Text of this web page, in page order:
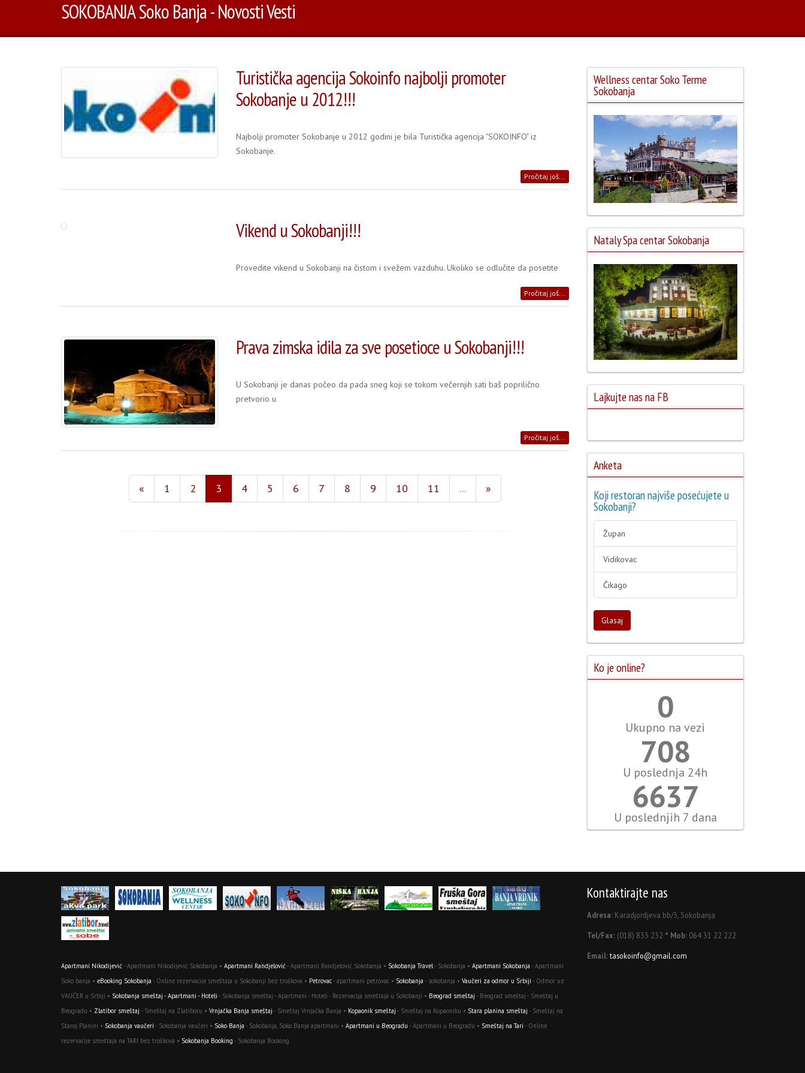
SOKOBANJA Soko Banja - Novosti Vesti
Turistička agencija Sokoinfo najbolji promoter
Sokobanje u 2012!!!
Najbolji promoter Sokobanje u 2012 godini je bila Turistička agencija "SOKOINFO" iz
Sokobanje.
Pročitaj još...
Vikend u Sokobanji!!!
Provedite vikend u Sokobanji na čistom i svežem vazduhu. Ukoliko se odlučite da posetite
Pročitaj još...
Prava zimska idila za sve posetioce u Sokobanji!!!
U Sokobanji je danas počeo da pada sneg koji se tokom večernjih sati baš poprilično
pretvorio u
Pročitaj još...
« 1 2 3 4 5 6 7 8 9 10 11 ... »
Wellness centar Soko Terme
Sokobanja
Nataly Spa centar Sokobanja
Lajkujte nas na FB
Anketa
Koji restoran najviše posećujete u
Sokobanji?
Župan
Vidikovac
Čikago
Glasaj
Ko je online?
0
Ukupno na vezi
787
U poslednja 24h
7374
U poslednjih 7 dana
Apartmani Nikodijević- Apartmani Nikodijević Sokobanja • Apartmani Randjelović- Apartmani Randjelović Sokobanja • Sokobanja Travel- Sokobanja • Apartmani Sokobanja - Apartmani
Soko banja • eBooking Sokobanja - Online rezervacije smeštaja u Sokobanji bez troškova • Petrovac- apartmani petrovac • Sokobanja - sokobanja • Vaučeri za odmor u Srbiji - Odmor uz
VAUČER u Srbiji • Sokobanja smeštaj - Apartmani - Hoteli - Sokobanja smeštaj - Apartmani - Hoteli - Rezervacija smeštaja u Sokobanji • Beograd smeštaj - Beograd smeštaj - Smeštaj u
Beogradu • Zlatibor smeštaj - Smeštaj na Zlatiboru • Vrnjačka Banja smeštaj - Smeštaj Vrnjačka Banja • Kopaonik smeštaj - Smeštaj na Kopaoniku • Stara planina smeštaj - Smeštaj na
Staroj Planini • Sokobanja vaučeri - Sokobanja vaučeri • Soko Banja - Sokobanja, Soko Banja apartmani • Apartmani u Beogradu - Apartmani u Beogradu • Smeštaj na Tari - Online
rezervacije smeštaja na TARI bez troškova • Sokobanja Booking - Sokobanja Booking
Kontaktirajte nas
Adresa:Karadjordjeva bb/3, Sokobanja
Tel/Fax:(018) 833 232 * Mob:064 31 22 222
Email: tasokoinfo@gmail.com